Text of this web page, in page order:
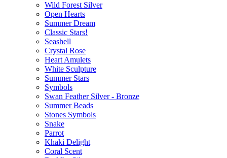
Wild Forest Silver
Open Hearts
Summer Dream
Classic Stars!
Seashell
Crystal Rose
Heart Amulets
White Sculpture
Summer Stars
Symbols
Swan Feather Silver - Bronze
Summer Beads
Stones Symbols
Snake
Parrot
Khaki Delight
Coral Scent